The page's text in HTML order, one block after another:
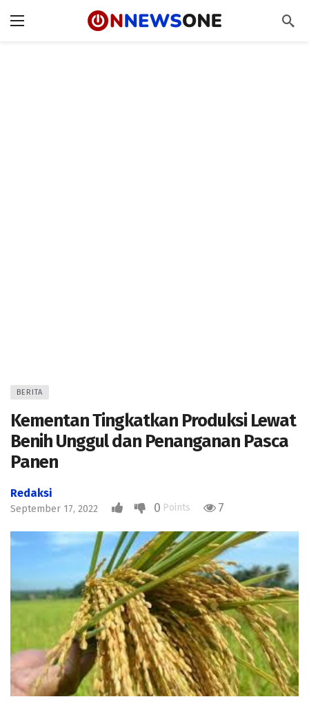
BERITA
Kementan Tingkatkan Produksi Lewat
Benih Unggul dan Penanganan Pasca
Panen
Redaksi
September 17, 2022 0 Points 7